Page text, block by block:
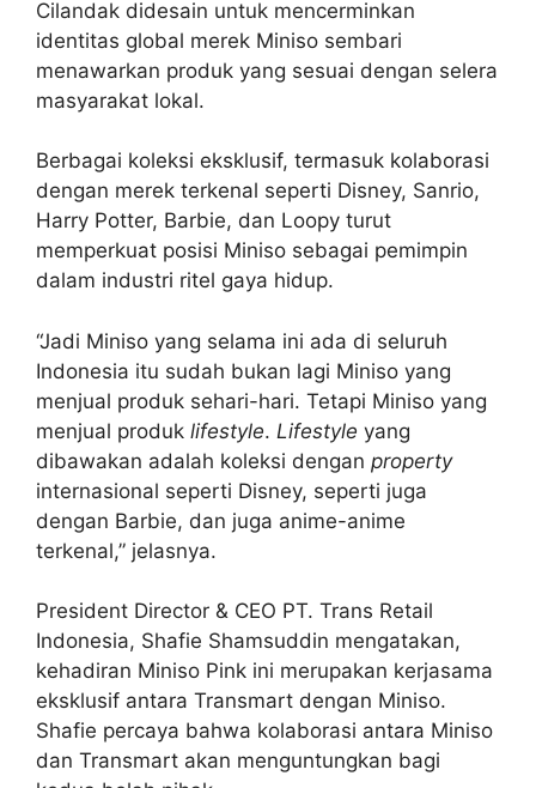
Cilandak didesain untuk mencerminkan
identitas global merek Miniso sembari
menawarkan produk yang sesuai dengan selera
masyarakat lokal.
Berbagai koleksi eksklusif, termasuk kolaborasi
dengan merek terkenal seperti Disney, Sanrio,
Harry Potter, Barbie, dan Loopy turut
memperkuat posisi Miniso sebagai pemimpin
dalam industri ritel gaya hidup.
“Jadi Miniso yang selama ini ada di seluruh
Indonesia itu sudah bukan lagi Miniso yang
menjual produk sehari-hari. Tetapi Miniso yang
menjual produk lifestyle. Lifestyle yang
dibawakan adalah koleksi dengan property
internasional seperti Disney, seperti juga
dengan Barbie, dan juga anime-anime
terkenal,” jelasnya.
President Director & CEO PT. Trans Retail
Indonesia, Shafie Shamsuddin mengatakan,
kehadiran Miniso Pink ini merupakan kerjasama
eksklusif antara Transmart dengan Miniso.
Shafie percaya bahwa kolaborasi antara Miniso
dan Transmart akan menguntungkan bagi